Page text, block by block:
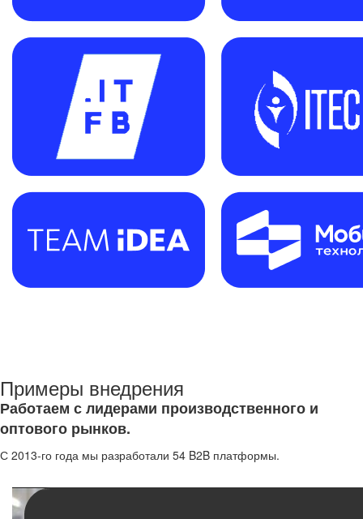
Примеры внедрения
Работаем с лидерами производственного и
оптового рынков.
С 2013-го года мы разработали 54 B2B платформы.